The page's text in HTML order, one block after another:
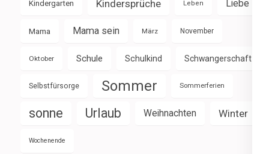
Kindergarten Kindersprüche Leben Liebe
Mama Mama sein März November
Oktober Schule Schulkind Schwangerschaft
Selbstfürsorge Sommer Sommerferien
sonne Urlaub Weihnachten Winter
Wochenende